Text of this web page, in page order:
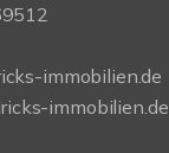
immobilien.de
immobilien.de